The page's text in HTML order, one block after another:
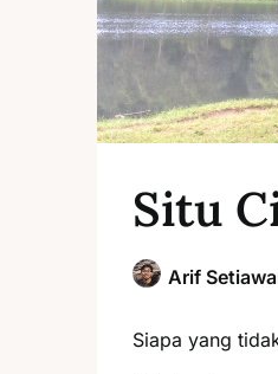
Situ
Arif
Siapa yang